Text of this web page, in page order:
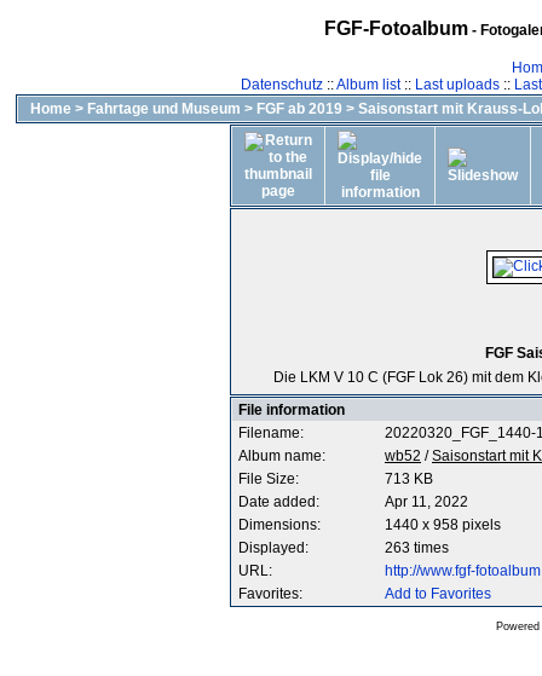
FGF-Fotoalbum-
Datenschutz::Album list:: Last uploads::
Home > Fahrtage und Museum > FGF ab 2019 > Saisonstart mit Krauss-
FGF
Die LKM V 10 C (FGF Lok 26) mit dem
File information
Filename:
20220320_FGF_1440-
Album name:
wb52 /Saisonstart mit
File Size:
713 KB
Date added:
Apr 11, 2022
Dimensions:
1440 x 958 pixels
Displayed:
263 times
URL:
http://www.fgf-
Favorites:
Add to Favorites